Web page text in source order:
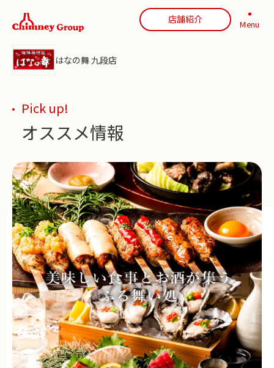
店舗紹介 Menu
はなの舞 九段店
Pick up!
オススメ情報